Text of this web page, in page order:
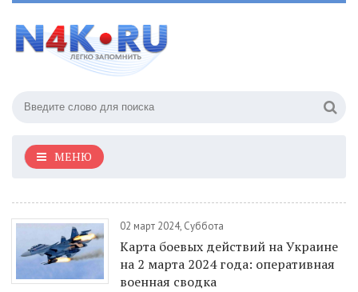
МЕНЮ
02 март 2024, Суббота
Карта боевых действий на Украине
на 2 марта 2024 года: оперативная
военная сводка